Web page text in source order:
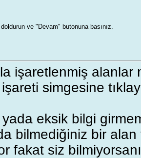
ve "Devam" butonuna basınız.
işaretlenmiş alanlar
simgesine
yada eksik bilgi
bilmediğiniz bir
fakat siz